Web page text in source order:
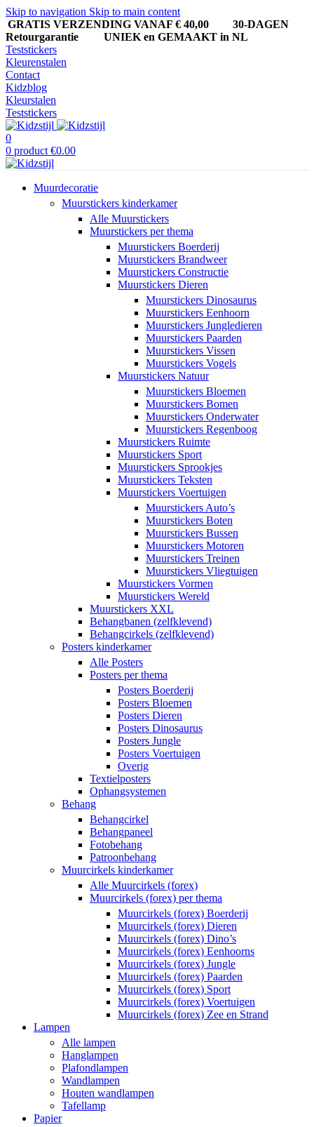
Skip to navigation Skip to main content
GRATIS VERZENDING VANAF € 40,00
30-DAGEN
Retourgarantie UNIEK en GEMAAKT in NL
Teststickers
Kleurenstalen
Contact
Kidzblog
Kleurstalen
Teststickers
0
0 product €0.00
Muurdecoratie
Muurstickers kinderkamer
Alle Muurstickers
Muurstickers per thema
Muurstickers Boerderij
Muurstickers Brandweer
Muurstickers Constructie
Muurstickers Dieren
Muurstickers Dinosaurus
Muurstickers Eenhoorn
Muurstickers Jungledieren
Muurstickers Paarden
Muurstickers Vissen
Muurstickers Vogels
Muurstickers Natuur
Muurstickers Bloemen
Muurstickers Bomen
Muurstickers Onderwater
Muurstickers Regenboog
Muurstickers Ruimte
Muurstickers Sport
Muurstickers Sprookjes
Muurstickers Teksten
Muurstickers Voertuigen
Muurstickers Auto’s
Muurstickers Boten
Muurstickers Bussen
Muurstickers Motoren
Muurstickers Treinen
Muurstickers Vliegtuigen
Muurstickers Vormen
Muurstickers Wereld
Muurstickers XXL
Behangbanen (zelfklevend)
Behangcirkels (zelfklevend)
Posters kinderkamer
Alle Posters
Posters per thema
Posters Boerderij
Posters Bloemen
Posters Dieren
Posters Dinosaurus
Posters Jungle
Posters Voertuigen
Overig
Textielposters
Ophangsystemen
Behang
Behangcirkel
Behangpaneel
Fotobehang
Patroonbehang
Muurcirkels kinderkamer
Alle Muurcirkels (forex)
Muurcirkels (forex) per thema
Muurcirkels (forex) Boerderij
Muurcirkels (forex) Dieren
Muurcirkels (forex) Dino’s
Muurcirkels (forex) Eenhoorns
Muurcirkels (forex) Jungle
Muurcirkels (forex) Paarden
Muurcirkels (forex) Sport
Muurcirkels (forex) Voertuigen
Muurcirkels (forex) Zee en Strand
Lampen
Alle lampen
Hanglampen
Plafondlampen
Wandlampen
Houten wandlampen
Tafellamp
Papier